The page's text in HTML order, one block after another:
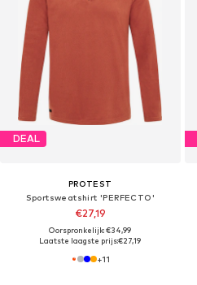
DEAL
PROTEST
Sportsweatshirt 'PERFECTO'
€27,19
Oorspronkelijk: €34,99
Laatste laagste prijs:€27,19
+11